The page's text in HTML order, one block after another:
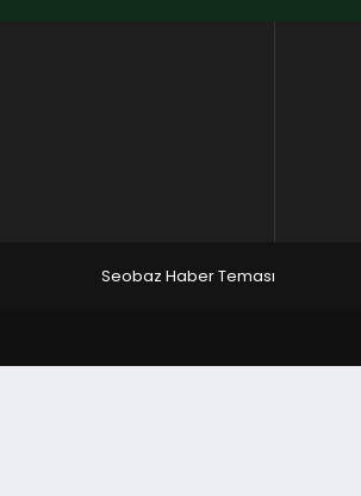
Seobaz Haber Teması